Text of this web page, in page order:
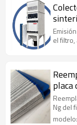
el filtro,
placa
Ng del